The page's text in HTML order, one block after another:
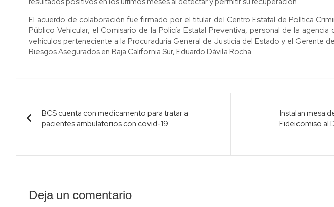
El acuerdo de colaboración fue firmado por el titular del Centro Estatal de Política
Público Vehicular, el Comisario de la Policía Estatal Preventiva, personal de la
vehículos perteneciente a la Procuraduría General de Justicia del Estado y el Gerente
Riesgos Asegurados en Baja California Sur, Eduardo Dávila Rocha.
Navegación
de
BCS cuenta con medicamento para tratar a
pacientes ambulatorios con covid-19
Instalan mesa
Fideicomiso al
Deja un comentario